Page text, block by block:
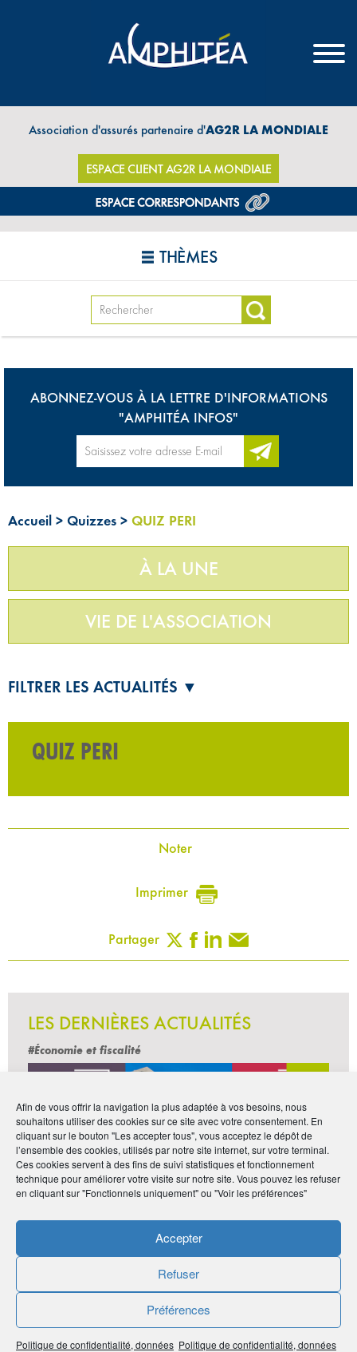
Afin de vous offrir la navigation la plus adaptée à vos besoins, nous
souhaitons utiliser des cookies sur ce site avec votre consentement. En
cliquant sur le bouton "Les accepter tous", vous acceptez le dépôt de
l’ensemble des cookies, utilisés par notre site internet, sur votre terminal.
Ces cookies servent à des fins de suivi statistiques et fonctionnement
technique pour améliorer votre visite sur notre site. Vous pouvez les refuser
en cliquant sur "Fonctionnels uniquement" ou "Voir les préférences"
Accepter
Refuser
Préférences
Politique de confidentialité, données Politique de confidentialité, données
Association d'assurés partenaire d'AG2R LA MONDIALE
ESPACE CLIENT AG2R LA MONDIALE
THÈMES
ABONNEZ-VOUS À LA LETTRE D'INFORMATIONS
"AMPHITÉA INFOS"
Accueil > Quizzes > QUIZ PERI
À LA UNE
VIE DE L'ASSOCIATION
FILTRER LES ACTUALITÉS ▼
QUIZ PERI
Noter
Imprimer
Partager
LES DERNIÈRES ACTUALITÉS
#Économie et fiscalité
Bercy Infos
JUILLET 2026 : CE QU’IL FAUT
SAVOIR, ENTRE ACTUALITÉ ET
RAPPEL DE LA LOI